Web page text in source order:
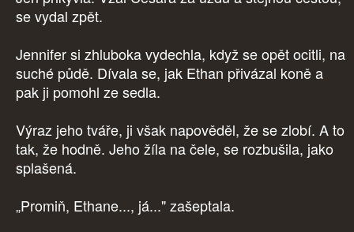
se vydal zpět.
Jennifer si zhluboka vydechla, když se opět ocitli, na
suché půdě. Dívala se, jak Ethan přivázal koně a
pak ji pomohl ze sedla.
Výraz jeho tváře, ji však napověděl, že se zlobí. A to
tak, že hodně. Jeho žíla na čele, se rozbušila, jako
splašená.
„Promiň, Ethane..., já..." zašeptala.